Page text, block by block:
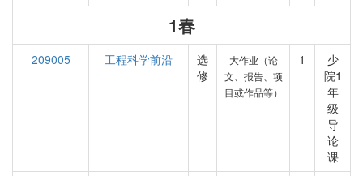
1春
209005 工程科学前沿
选
修
大作业（论
文、报告、项
目或作品等）
1
少
院1
年
级
导
论
课